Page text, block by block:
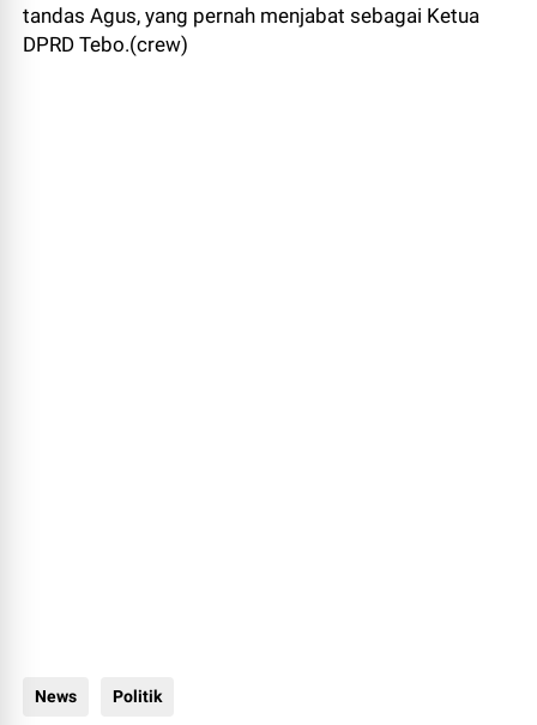
tandas Agus, yang pernah menjabat sebagai Ketua
DPRD Tebo.(crew)
News Politik